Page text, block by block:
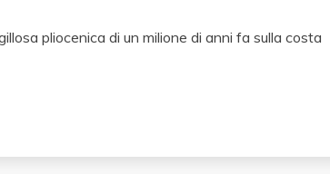
pliocenica di un milione di anni fa sulla costa